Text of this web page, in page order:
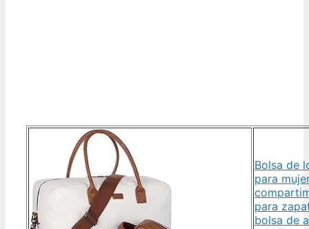
Bolsa de
para
para
bolsa de